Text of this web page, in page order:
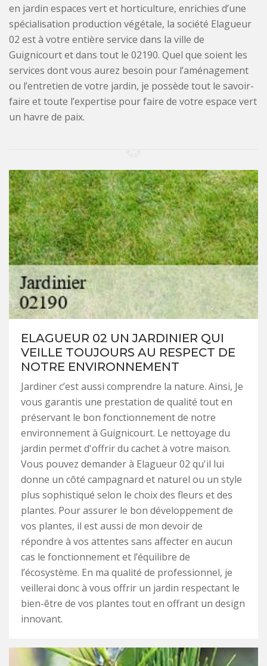
en jardin espaces vert et horticulture, enrichies d’une
spécialisation production végétale, la société Elagueur
02 est à votre entière service dans la ville de
Guignicourt et dans tout le 02190. Quel que soient les
services dont vous aurez besoin pour l’aménagement
ou l’entretien de votre jardin, je possède tout le savoir-
faire et toute l’expertise pour faire de votre espace vert
un havre de paix.
ELAGUEUR 02 UN JARDINIER QUI
VEILLE TOUJOURS AU RESPECT DE
NOTRE ENVIRONNEMENT
Jardiner c’est aussi comprendre la nature. Ainsi, Je
vous garantis une prestation de qualité tout en
préservant le bon fonctionnement de notre
environnement à Guignicourt. Le nettoyage du
jardin permet d'offrir du cachet à votre maison.
Vous pouvez demander à Elagueur 02 qu'il lui
donne un côté campagnard et naturel ou un style
plus sophistiqué selon le choix des fleurs et des
plantes. Pour assurer le bon développement de
vos plantes, il est aussi de mon devoir de
répondre à vos attentes sans affecter en aucun
cas le fonctionnement et l’équilibre de
l’écosystème. En ma qualité de professionnel, je
veillerai donc à vous offrir un jardin respectant le
bien-être de vos plantes tout en offrant un design
innovant.